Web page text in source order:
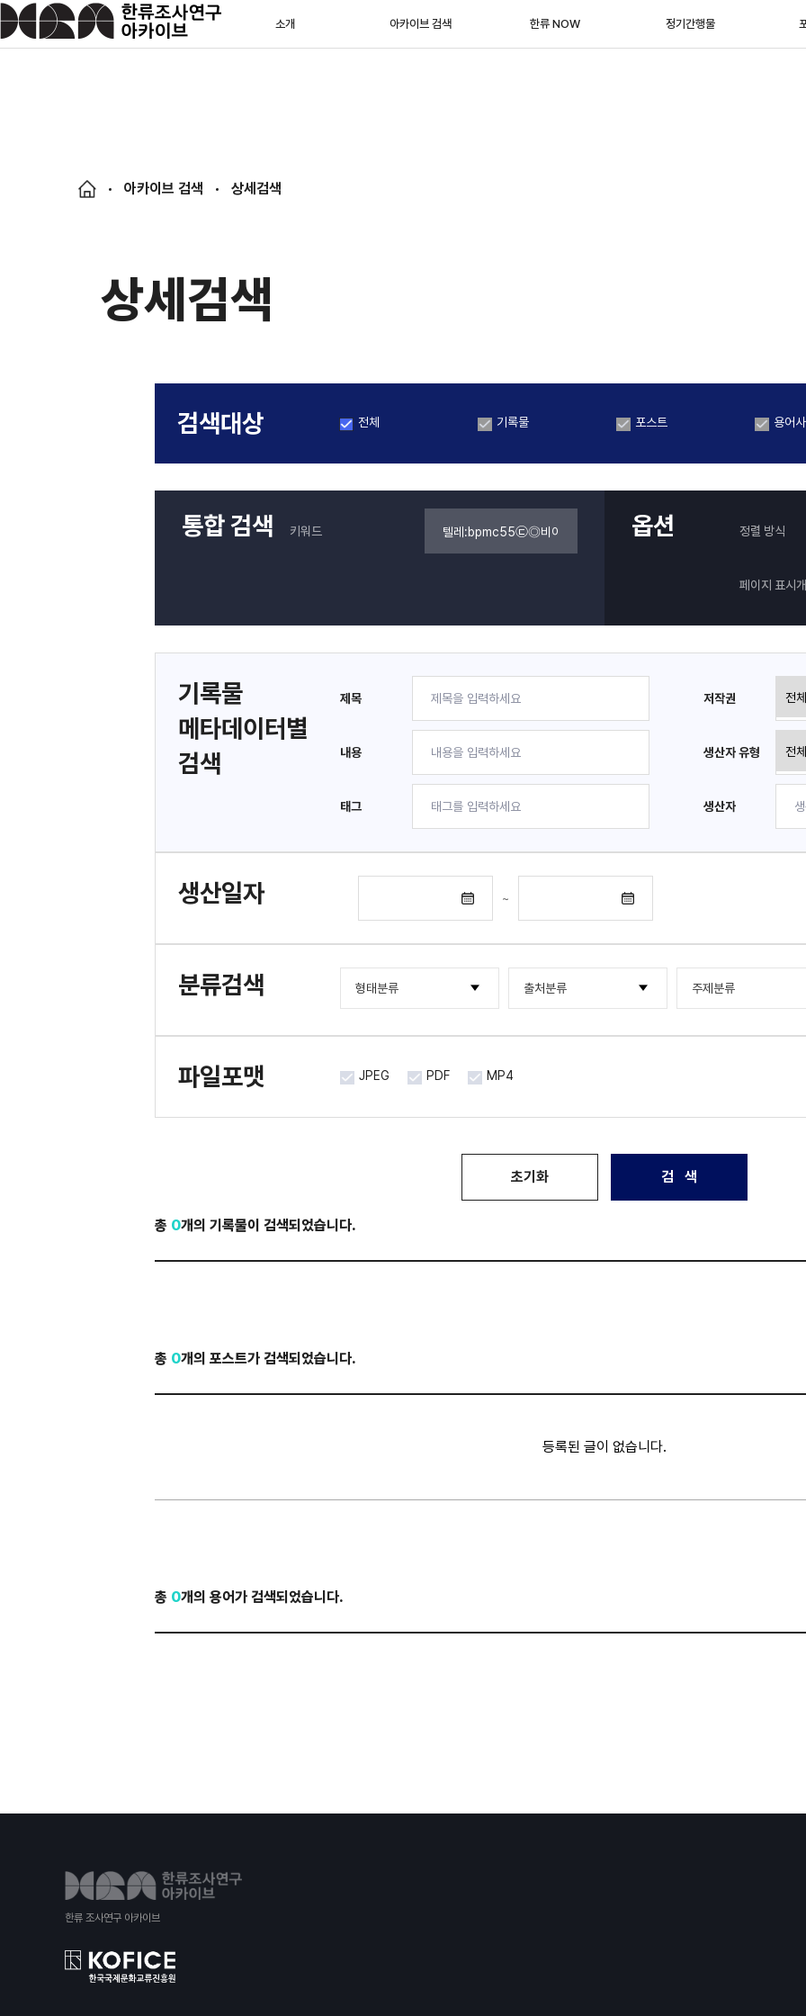
소개 아카이브 검색 한류 NOW 정기간행물
아카이브 검색 상세검색
상세검색
검색대상 전체 기록물 포스트 용어
통합 검색 키워드 옵션 정렬 방식
페이지 표시
기록물
메타데이터별
검색
제목
내용
태그
저작권
생산자 유형
생산자
생산일자 ~
분류검색 형태분류
시청각류
출처분류
국제문화산업교류재단
주제분류
포럼 · 세미나
파일포맷 JPEG PDF MP4
초기화 검 색
총 0개의 기록물이 검색되었습니다.
총 0개의 포스트가 검색되었습니다.
등록된 글이 없습니다.
총 0개의 용어가 검색되었습니다.
한류 조사연구 아카이브